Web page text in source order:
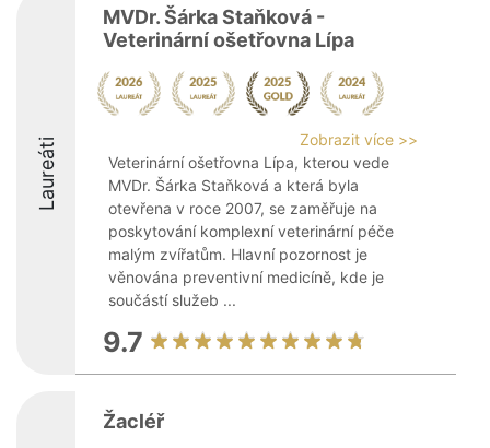
Laureáti
MVDr. Šárka Staňková -
Veterinární ošetřovna Lípa
Zobrazit více >>
Veterinární ošetřovna Lípa, kterou vede
MVDr. Šárka Staňková a která byla
otevřena v roce 2007, se zaměřuje na
poskytování komplexní veterinární péče
malým zvířatům. Hlavní pozornost je
věnována preventivní medicíně, kde je
součástí služeb ...
9.7
Žacléř